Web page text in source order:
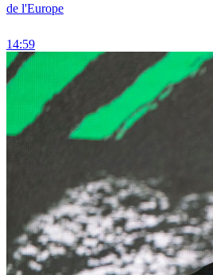
de l'Europe
14:59